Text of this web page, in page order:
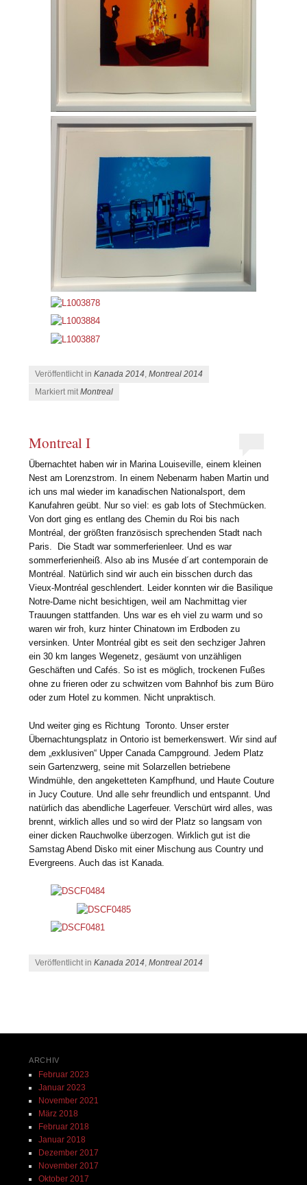
Veröffentlicht inKanada 2014,Montreal 2014
Markiert mitMontreal
Montreal I
Übernachtet haben wir in Marina Louiseville, einem kleinen
Nest am Lorenzstrom. In einem Nebenarm haben Martin und
ich uns mal wieder im kanadischen Nationalsport, dem
Kanufahren geübt. Nur so viel: es gab lots of Stechmücken.
Von dort ging es entlang des Chemin du Roi bis nach
Montréal, der größten französisch sprechenden Stadt nach
Paris. Die Stadt war sommerferienleer. Und es war
sommerferienheiß. Also ab ins Musée d´art contemporain de
Montréal. Natürlich sind wir auch ein bisschen durch das
Vieux-Montréal geschlendert. Leider konnten wir die Basilique
Notre-Dame nicht besichtigen, weil am Nachmittag vier
Trauungen stattfanden. Uns war es eh viel zu warm und so
waren wir froh, kurz hinter Chinatown im Erdboden zu
versinken. Unter Montréal gibt es seit den sechziger Jahren
ein 30 km langes Wegenetz, gesäumt von unzähligen
Geschäften und Cafés. So ist es möglich, trockenen Fußes
ohne zu frieren oder zu schwitzen vom Bahnhof bis zum Büro
oder zum Hotel zu kommen. Nicht unpraktisch.
Und weiter ging es Richtung Toronto. Unser erster
Übernachtungsplatz in Ontorio ist bemerkenswert. Wir sind auf
dem „exklusiven“ Upper Canada Campground. Jedem Platz
sein Gartenzwerg, seine mit Solarzellen betriebene
Windmühle, den angeketteten Kampfhund, und Haute Couture
in Jucy Couture. Und alle sehr freundlich und entspannt. Und
natürlich das abendliche Lagerfeuer. Verschürt wird alles, was
brennt, wirklich alles und so wird der Platz so langsam von
einer dicken Rauchwolke überzogen. Wirklich gut ist die
Samstag Abend Disko mit einer Mischung aus Country und
Evergreens. Auch das ist Kanada.
Veröffentlicht inKanada 2014 ,Montreal 2014
ARCHIV
Februar 2023
Januar 2023
November 2021
März 2018
Februar 2018
Januar 2018
Dezember 2017
November 2017
Oktober 2017